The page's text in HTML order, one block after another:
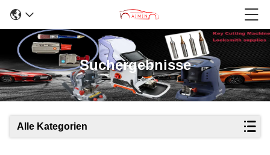
Suchergebnisse
Alle Kategorien